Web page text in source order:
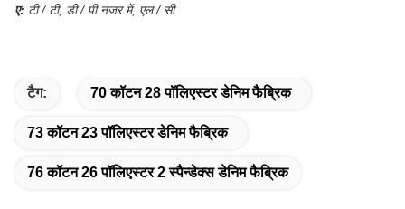
ए: टी / टी, डी / पी नजर में, एल / सी
टैग: 70 कॉटन 28 पॉलिएस्टर डेनिम फैब्रिक
73 कॉटन 23 पॉलिएस्टर डेनिम फैब्रिक
76 कॉटन 26 पॉलिएस्टर 2 स्पैन्डेक्स डेनिम फैब्रिक